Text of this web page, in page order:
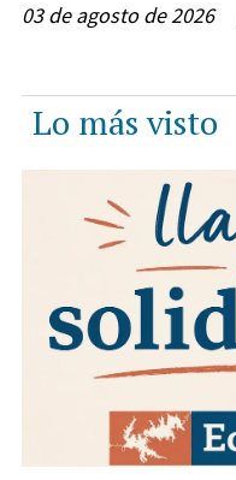
03 de agosto de 2026
Lo más visto